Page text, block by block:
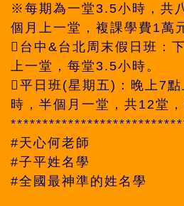
※每期為一堂3.5小時，共
個月上一堂，複課學費1萬
台中&台北周末假日班：
上一堂，每堂3.5小時。
平日班(星期五)：晚上7
時，半個月一堂，共12堂
#天心何老師
#子平姓名學
#全國最神準的姓名學